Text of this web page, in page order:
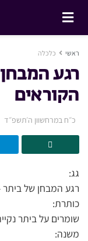
ראשי כלכלה
רגע
הקוראים
כ״ח במרחשוון ה׳תשפ״ד
גג:
רגע המבחן של ביתר
כותרת:
שומרים על ביתר
משנה: